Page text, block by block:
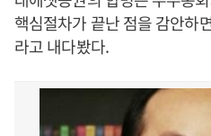
핵심절차가 끝난 점을 감안하
라고 내다봤다.